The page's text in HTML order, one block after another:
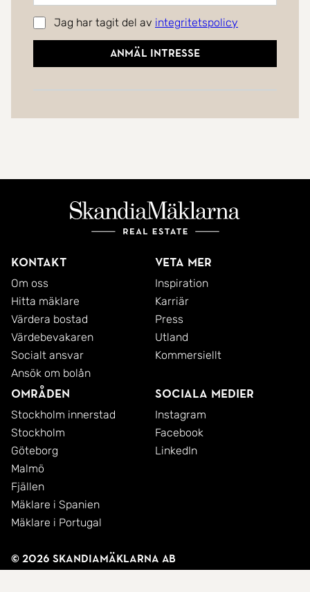
Jag har tagit del av integritetspolicy
Anmäl intresse
Kontakt
Om oss
Hitta mäklare
Värdera bostad
Värdebevakaren
Socialt ansvar
Ansök om bolån
Veta mer
Inspiration
Karriär
Press
Utland
Kommersiellt
Områden
Stockholm innerstad
Stockholm
Göteborg
Malmö
Fjällen
Mäklare i Spanien
Mäklare i Portugal
Sociala medier
Instagram
Facebook
LinkedIn
© 2026 SkandiaMäklarna AB